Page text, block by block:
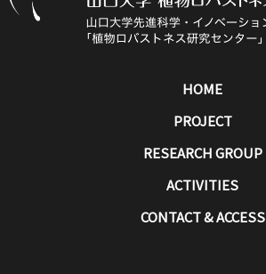
HOME
PROJECT
RESEARCH GROUP
ACTIVITIES
CONTACT & ACCESS